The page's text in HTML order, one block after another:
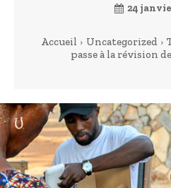
24
Accueil Uncategorized
passe à la révision